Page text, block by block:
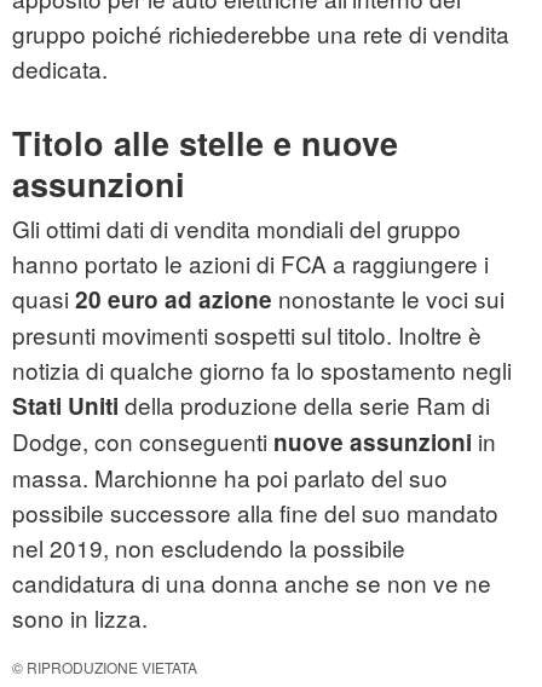
gruppo poiché richiederebbe una rete di vendita
dedicata.
Titolo alle stelle e nuove
assunzioni
Gli ottimi dati di vendita mondiali del gruppo
hanno portato le azioni di FCA a raggiungere i
quasi 20 euro ad azione nonostante le voci sui
presunti movimenti sospetti sul titolo. Inoltre è
notizia di qualche giorno fa lo spostamento negli
Stati Uniti della produzione della serie Ram di
Dodge, con conseguenti nuove assunzioni in
massa. Marchionne ha poi parlato del suo
possibile successore alla fine del suo mandato
nel 2019, non escludendo la possibile
candidatura di una donna anche se non ve ne
sono in lizza.
© RIPRODUZIONE VIETATA